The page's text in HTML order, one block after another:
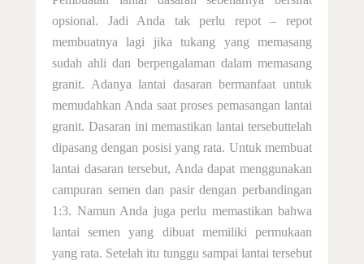
opsional. Jadi Anda tak perlu repot – repot
membuatnya lagi jika tukang yang memasang
sudah ahli dan berpengalaman dalam memasang
granit. Adanya lantai dasaran bermanfaat untuk
memudahkan Anda saat proses pemasangan lantai
granit. Dasaran ini memastikan lantai tersebuttelah
dipasang dengan posisi yang rata. Untuk membuat
lantai dasaran tersebut, Anda dapat menggunakan
campuran semen dan pasir dengan perbandingan
1:3. Namun Anda juga perlu memastikan bahwa
lantai semen yang dibuat memiliki permukaan
yang rata. Setelah itu tunggu sampai lantai tersebut